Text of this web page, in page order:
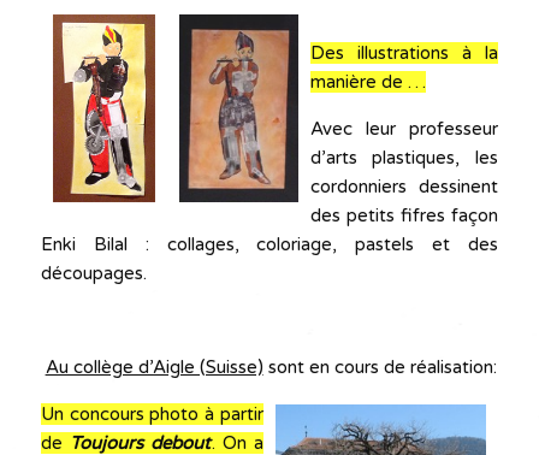
Des illustrations à la
manière de …
Avec leur professeur
d’arts plastiques, les
cordonniers dessinent
des petits fifres façon
Enki Bilal : collages, coloriage, pastels et des
découpages.
Au collège d’Aigle (Suisse) sont en cours de réalisation:
Un concours photo à partir
de Toujours debout. On a